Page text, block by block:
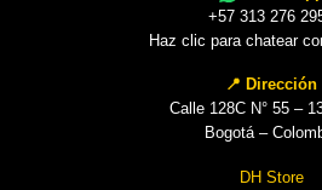
+57 313 276
Haz clic para chatear
📍 Dirección
Calle 128C N° 55 –
Bogotá –
DH Store